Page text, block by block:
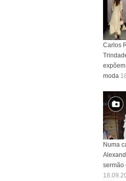
Carlos
moda
Numa
sermão